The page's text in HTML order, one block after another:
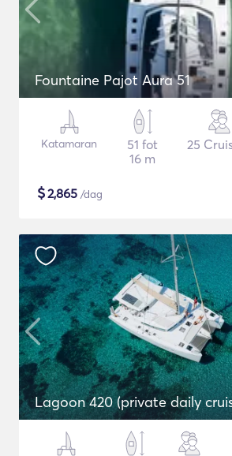
Fountaine Pajot Aura 51
Katamaran
51 fot
16 m
25
$2,865 /dag
Lagoon 420 (private daily